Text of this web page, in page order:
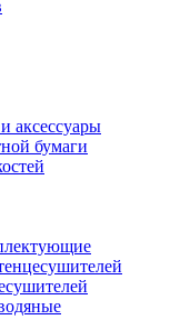
аксессуары
бумаги